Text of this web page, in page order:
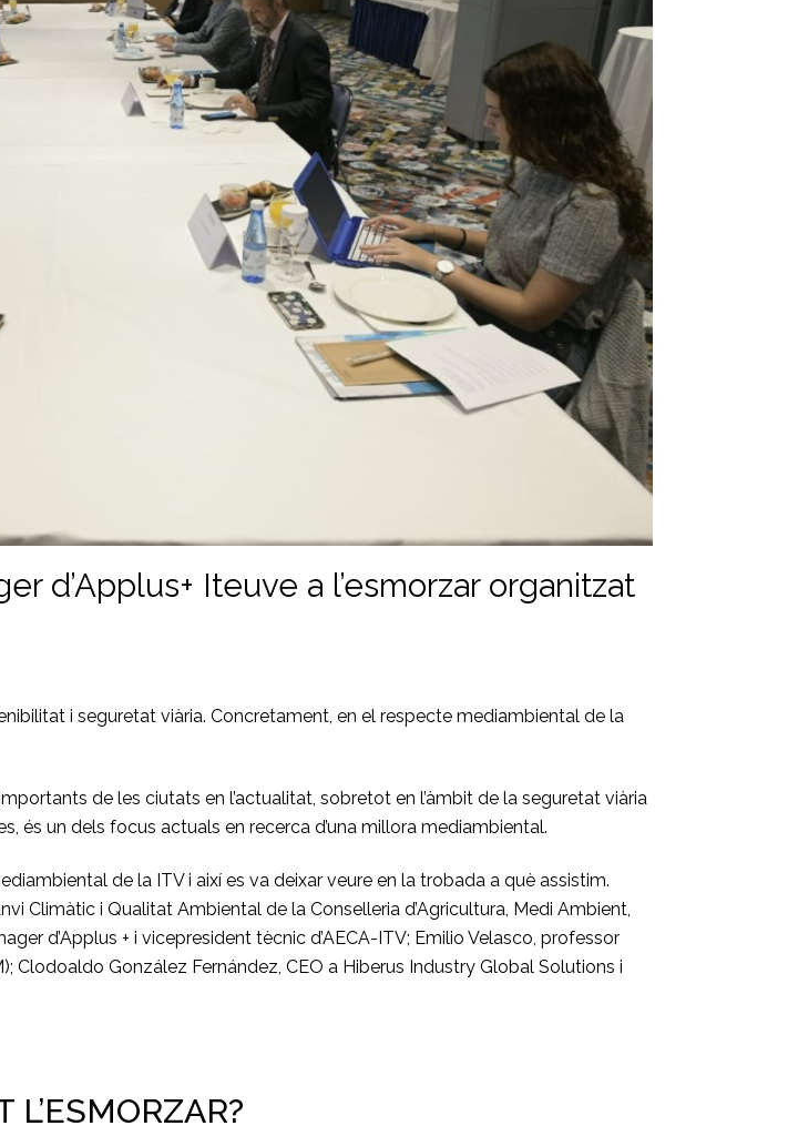
d’Applus+ Iteuve a l’esmorzar organitzat
i seguretat viària. Concretament, en el respecte mediambiental de la
de les ciutats en l’actualitat, sobretot en l’àmbit de la seguretat viària
és un dels focus actuals en recerca d’una millora mediambiental.
de la ITV i així es va deixar veure en la trobada a què assistim.
Climàtic i Qualitat Ambiental de la Conselleria d’Agricultura, Medi Ambient,
d’Applus + i vicepresident tècnic d’AECA-ITV; Emilio Velasco, professor
Clodoaldo González Fernández, CEO a Hiberus Industry Global Solutions i